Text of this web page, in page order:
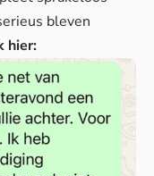
bleven
hier: